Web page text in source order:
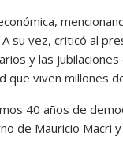
su vez, criticó al
y las
que viven millones
40 años de
de Mauricio Macri